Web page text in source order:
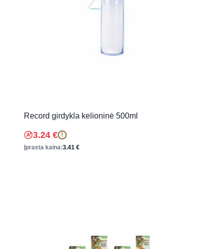
Record girdykla kelioninė 500ml
3.24 € !
Įprasta kaina:3.41 €